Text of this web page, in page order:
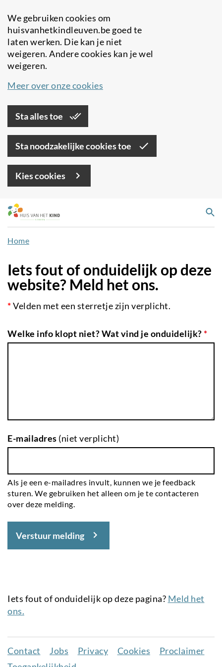
We gebruiken cookies om
huisvanhetkindleuven.be goed te
laten werken. Die kan je niet
weigeren. Andere cookies kan je wel
weigeren.
Meer over onze cookies
Sta alles toe
Sta noodzakelijke cookies toe
Kies cookies
Overslaan
en
naar
de
gaan
Home
Iets fout of onduidelijk op deze
website? Meld het ons.
*Velden met een sterretje zijn verplicht.
Welke info klopt niet? Wat vind je onduidelijk?*
E-mailadres (niet verplicht)
Als je een e-mailadres invult, kunnen we je feedback
sturen. We gebruiken het alleen om je te contacteren
over deze melding.
Verstuur melding
Iets fout of onduidelijk op deze pagina? Meld het
ons.
Juridisch
Contact Jobs Privacy Cookies
Proclaimer